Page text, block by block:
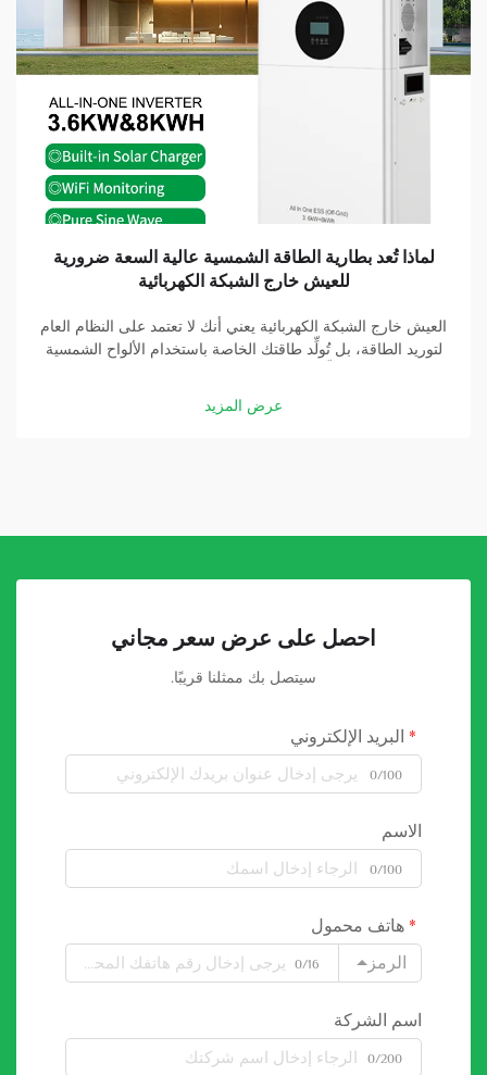
لماذا تُعد بطارية الطاقة الشمسية عالية السعة ضرورية
للعيش خارج الشبكة الكهربائية
العيش خارج الشبكة الكهربائية يعني أنك لا تعتمد على النظام العام
لتوريد الطاقة، بل تُولِّد طاقتك الخاصة باستخدام الألواح الشمسية
أساسيًّا في هذه المنظومة. وبفضل بطارية جيدة، يمكنك تخزين
الطاقة التي تولِّدها الألواح الشمسية...
عرض المزيد
احصل على عرض سعر مجاني
سيتصل بك ممثلنا قريبًا.
البريد الإلكتروني
0/100
الاسم
0/100
هاتف محمول
الرمز
0/16
اسم الشركة
0/200